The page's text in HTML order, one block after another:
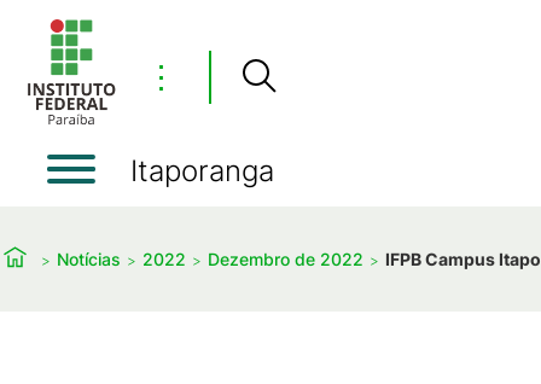
⋮
Itaporanga
Notícias 2022 Dezembro de 2022 IFPB Campus